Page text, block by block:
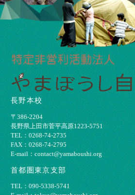
長野本校
〒386-2204
⻑野県上⽥市菅平⾼原1223-5751
TEL：0268-74-2735
FAX：0268-74-2795
E-mail：contact@yamaboushi.org
首都圏東京支部
TEL：090-5338-5741